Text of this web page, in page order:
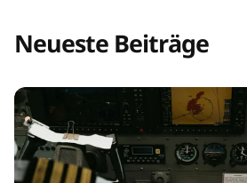
Neueste Beiträge